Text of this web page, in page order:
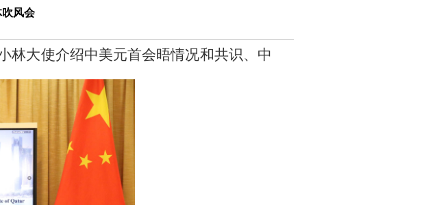
风会
大使介绍中美元首会晤情况和共识、中